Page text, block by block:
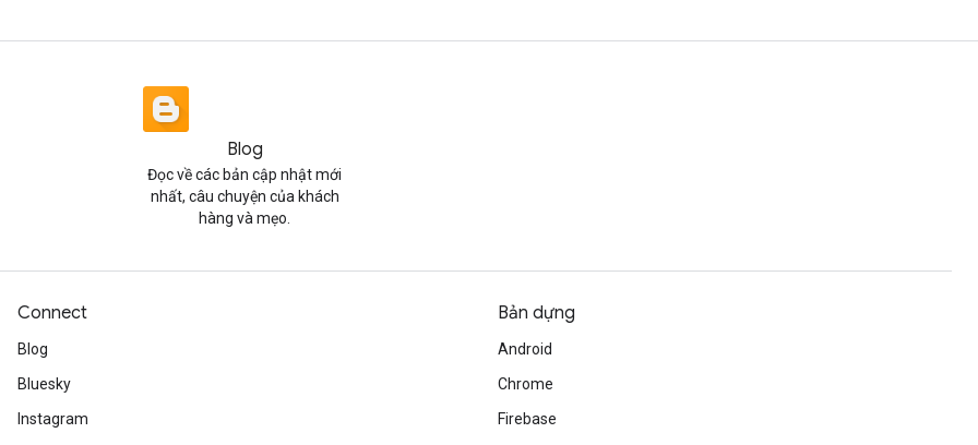
Blog
Đọc về các bản cập nhật mới
nhất, câu chuyện của khách
hàng và mẹo.
Connect
Blog
Bluesky
Instagram
Bản dựng
Android
Chrome
Firebase